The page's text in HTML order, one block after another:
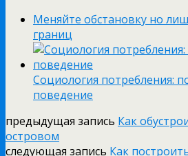
Меняйте обстановку но
границ
Социология потребления:
поведение
предыдущая запись Как
островом
следующая запись Как